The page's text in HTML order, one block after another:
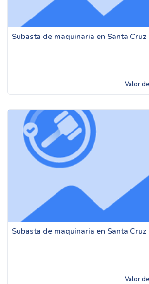
Subasta de maquinaria en Santa
Valor
Subasta de maquinaria en Santa
Valor